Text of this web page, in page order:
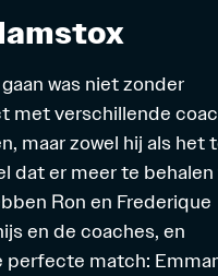
was niet zonder
met verschillende
maar zowel hij als het
dat er meer te behalen
Ron en Frederique
en de coaches, en
match: